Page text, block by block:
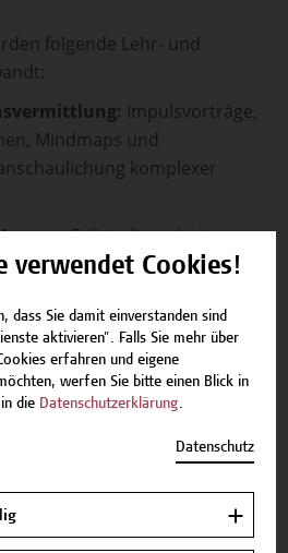
folgende Lehr- und
Impulsvorträge,
Mindmaps und
komplexer
: Fallstudienarbeit,
Gruppenarbeit, Peer-
und Coaching:
Individuelles Coaching
ist verantwortlich für den
Science an der Hochschule
verwendet Cookies!
dass Sie damit einverstanden sind
aktivieren". Falls Sie mehr über
erfahren und eigene
werfen Sie bitte einen Blick in
die Datenschutzerklärung.
Datenschutz